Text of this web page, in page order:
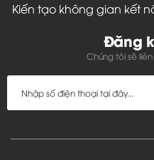
Kiến tạo không gian kết
Đăng
Chúng tôi sẽ